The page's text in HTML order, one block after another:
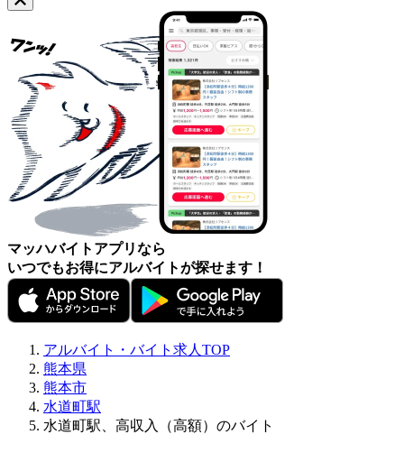
マッハバイトアプリなら
いつでもお得にアルバイトが探せます！
アルバイト・バイト求人TOP
熊本県
熊本市
水道町駅
水道町駅、高収入（高額）のバイト